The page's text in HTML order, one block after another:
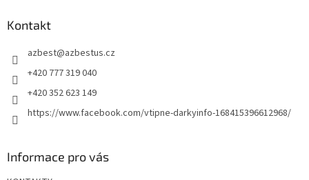
Kontakt
azbest@azbestus.cz
+420 777 319 040
+420 352 623 149
https://www.facebook.com/vtipne-darkyinfo-168415396612968/
Informace pro vás